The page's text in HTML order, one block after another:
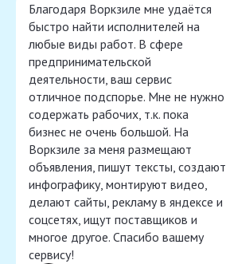
Благодаря Воркзиле мне удаётся
быстро найти исполнителей на
любые виды работ. В сфере
предпринимательской
деятельности, ваш сервис
отличное подспорье. Мне не нужно
содержать рабочих, т.к. пока
бизнес не очень большой. На
Воркзиле за меня размещают
объявления, пишут тексты, создают
инфографику, монтируют видео,
делают сайты, рекламу в яндексе и
соцсетях, ищут поставщиков и
многое другое. Спасибо вашему
сервису!